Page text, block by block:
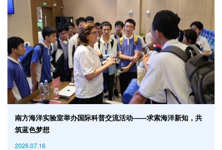
南方海洋实验室举办国际科普交流活动——求索海洋新知，共
筑蓝色梦想
2026.07.16